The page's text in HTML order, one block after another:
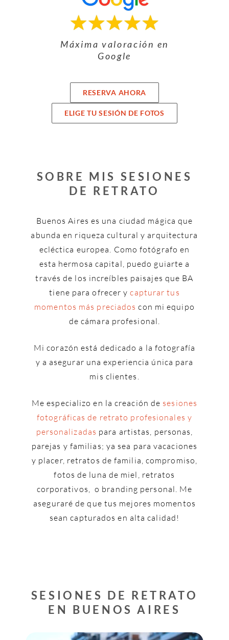
Máxima valoración en
Google
RESERVA AHORA
ELIGE TU SESIÓN DE FOTOS
SOBRE MIS SESIONES
DE RETRATO
Buenos Aires es una ciudad mágica que
abunda en riqueza cultural y arquitectura
ecléctica europea. Como fotógrafo en
esta hermosa capital, puedo guiarte a
través de los increíbles paisajes que BA
tiene para ofrecer ycapturar tus
momentos más preciados con mi equipo
de cámara profesional.
Mi corazón está dedicado a la fotografía
y a asegurar una experiencia única para
mis clientes.
Me especializo en la creación de sesiones
fotográficas de retrato profesionales y
personalizadas para artistas, personas,
parejas y familias; ya sea para vacaciones
y placer, retratos de familia, compromiso,
fotos de luna de miel, retratos
corporativos, o branding personal. Me
aseguraré de que tus mejores momentos
sean capturados en alta calidad!
SESIONES DE RETRATO
EN BUENOS AIRES